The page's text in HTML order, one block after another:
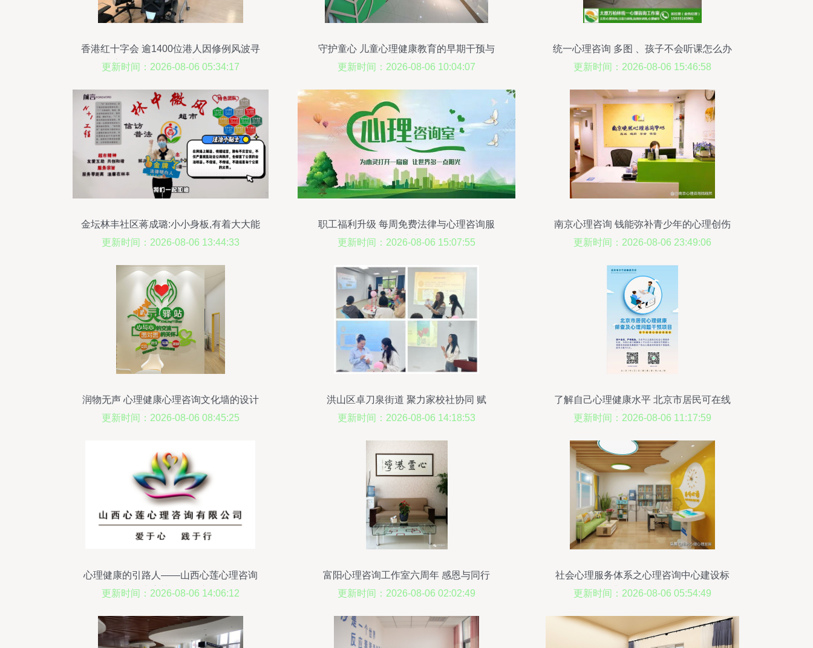
香港红十字会 逾1400位港人因修例风波寻
求心理支援，服务涵盖幼儿群体
更新时间：2026-08-06 05:34:17
守护童心 儿童心理健康教育的早期干预与
关怀之道
更新时间：2026-08-06 10:04:07
统一心理咨询 多图 、孩子不会听课怎么办
更新时间：2026-08-06 15:46:58
金坛林丰社区蒋成璐:小小身板,有着大大能
量!
更新时间：2026-08-06 13:44:33
职工福利升级 每周免费法律与心理咨询服
务正式上线
更新时间：2026-08-06 15:07:55
南京心理咨询 钱能弥补青少年的心理创伤
吗？
更新时间：2026-08-06 23:49:06
润物无声 心理健康心理咨询文化墙的设计
艺术与咨询服务
更新时间：2026-08-06 08:45:25
洪山区卓刀泉街道 聚力家校社协同 赋
能“心”成长心理咨询服务
更新时间：2026-08-06 14:18:53
了解自己心理健康水平 北京市居民可在线
享受心理健康服务啦
更新时间：2026-08-06 11:17:59
心理健康的引路人——山西心莲心理咨询
与晋中心协的服务之道
更新时间：2026-08-06 14:06:12
富阳心理咨询工作室六周年 感恩与同行
更新时间：2026-08-06 02:02:49
社会心理服务体系之心理咨询中心建设标
准与咨询服务要求
更新时间：2026-08-06 05:54:49